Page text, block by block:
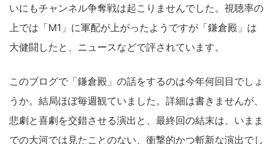
いにもチャンネル争奪戦は起こりませんでした。視聴率の
上では「M1」に軍配が上がったようですが「鎌倉殿」は
大健闘したと、ニュースなどで評されています。
このブログで「鎌倉殿」の話をするのは今年何回目でしょ
うか。結局ほぼ毎週観ていました。詳細は書きませんが、
悲劇と喜劇を交錯させる演出と、最終回の結末は、いまま
での大河では見たことのない、衝撃的かつ斬新な演出でし